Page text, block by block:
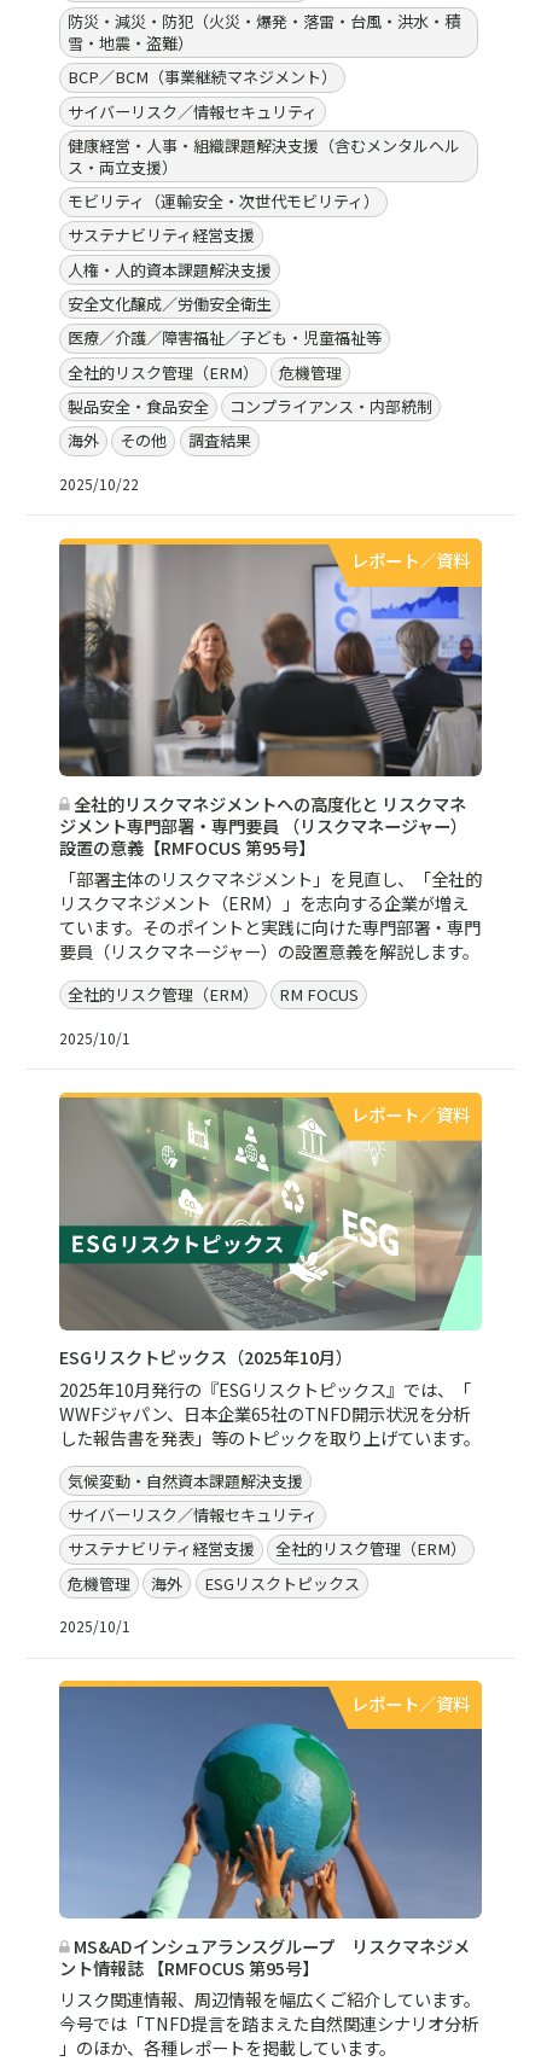
防災・減災・防犯（火災・爆発・落雷・台風・洪水・積
雪・地震・盗難）
BCP／BCM（事業継続マネジメント）
サイバーリスク／情報セキュリティ
健康経営・人事・組織課題解決支援（含むメンタルヘル
ス・両立支援）
モビリティ（運輸安全・次世代モビリティ）
サステナビリティ経営支援
人権・人的資本課題解決支援
安全文化醸成／労働安全衛生
医療／介護／障害福祉／子ども・児童福祉等
全社的リスク管理（ERM）
危機管理
製品安全・食品安全
コンプライアンス・内部統制
海外
その他 調査結果
2025/10/22
レポート／資料
全社的リスクマネジメントへの高度化と リスクマネ
ジメント専門部署・専門要員 （リスクマネージャー）
設置の意義【RMFOCUS 第95号】
「部署主体のリスクマネジメント」を見直し、「全社的
リスクマネジメント（ERM）」を志向する企業が増え
ています。そのポイントと実践に向けた専門部署・専門
要員（リスクマネージャー）の設置意義を解説します。
全社的リスク管理（ERM） RM FOCUS
2025/10/1
レポート／資料
ESGリスクトピックス（2025年10月）
2025年10月発行の『ESGリスクトピックス』では、「
WWFジャパン、日本企業65社のTNFD開示状況を分析
した報告書を発表」等のトピックを取り上げています。
気候変動・自然資本課題解決支援
サイバーリスク／情報セキュリティ
サステナビリティ経営支援
全社的リスク管理（ERM）
危機管理
海外 ESGリスクトピックス
2025/10/1
レポート／資料
MS&ADインシュアランスグループ リスクマネジメ
ント情報誌 【RMFOCUS 第95号】
リスク関連情報、周辺情報を幅広くご紹介しています。
今号では「TNFD提言を踏まえた自然関連シナリオ分析
」のほか、各種レポートを掲載しています。